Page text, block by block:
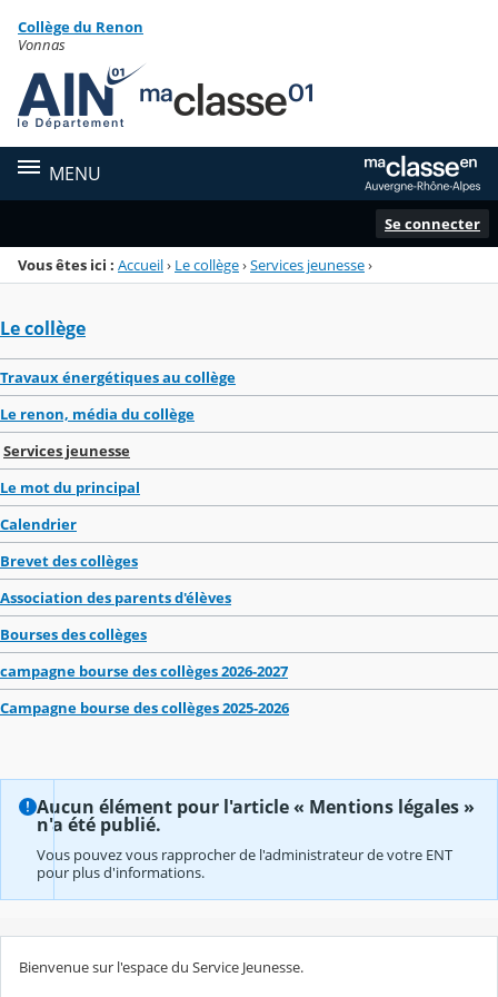
Menu de la rubrique
Contenu
Collège du Renon
Vonnas
MENU
Se connecter
Vous êtes ici : Accueil› Le collège›Services jeunesse›
Le collège
Travaux énergétiques au collège
Le renon, média du collège
Services jeunesse
Le mot du principal
Calendrier
Brevet des collèges
Association des parents d'élèves
Bourses des collèges
campagne bourse des collèges 2026-2027
Campagne bourse des collèges 2025-2026
Aucun élément pour l'article « Mentions légales »
n'a été publié.
Vous pouvez vous rapprocher de l'administrateur de votre ENT
pour plus d'informations.
Bienvenue sur l'espace du Service Jeunesse.